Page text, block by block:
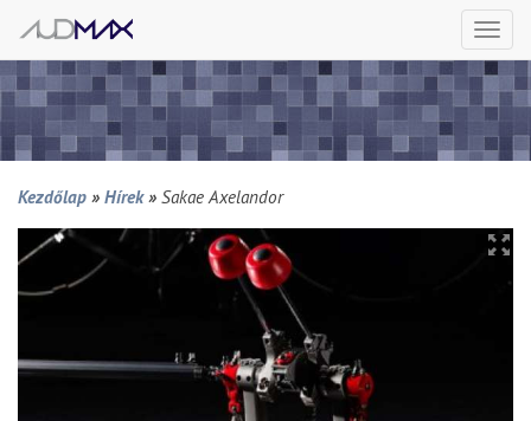
Kezdőlap » Hírek » Sakae Axelandor